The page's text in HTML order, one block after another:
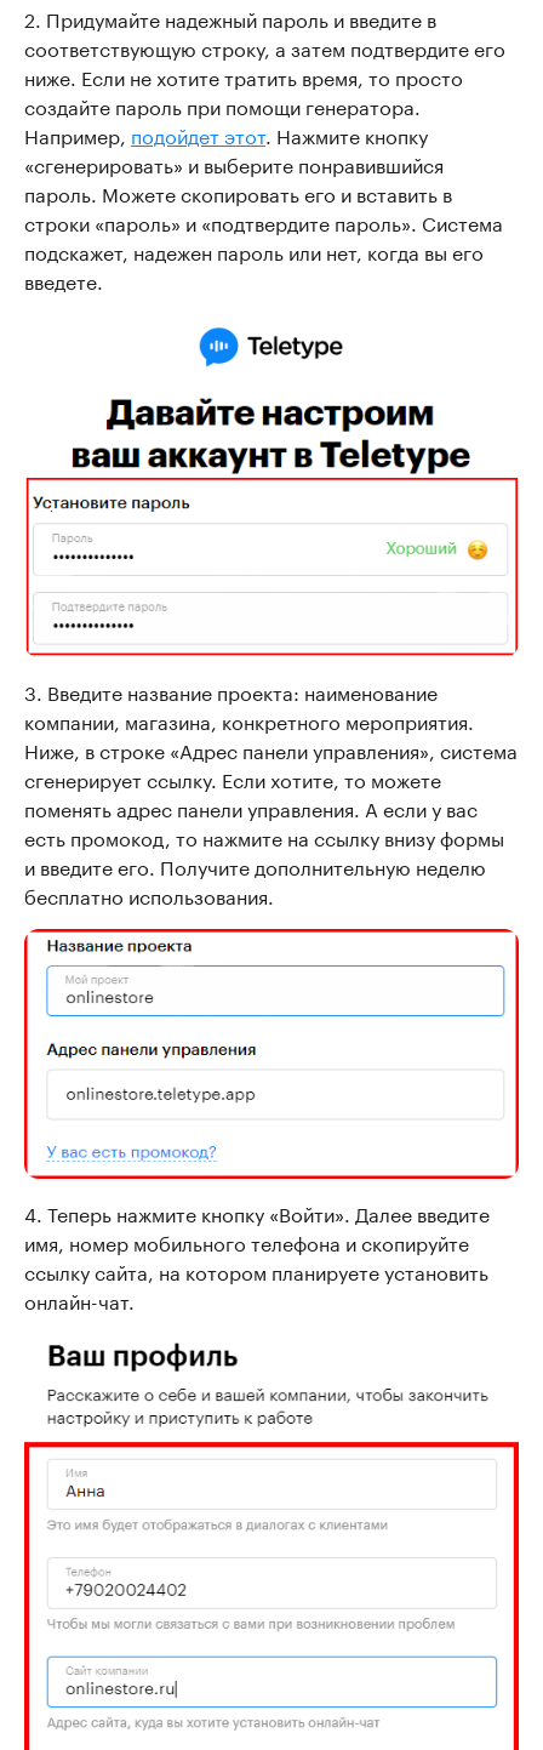
2. Придумайте надежный пароль и введите в
соответствующую строку, а затем подтвердите его
ниже. Если не хотите тратить время, то просто
создайте пароль при помощи генератора.
Например, подойдет этот. Нажмите кнопку
«сгенерировать» и выберите понравившийся
пароль. Можете скопировать его и вставить в
строки «пароль» и «подтвердите пароль». Система
подскажет, надежен пароль или нет, когда вы его
введете.
3. Введите название проекта: наименование
компании, магазина, конкретного мероприятия.
Ниже, в строке «Адрес панели управления», система
сгенерирует ссылку. Если хотите, то можете
поменять адрес панели управления. А если у вас
есть промокод, то нажмите на ссылку внизу формы
и введите его. Получите дополнительную неделю
бесплатно использования.
4. Теперь нажмите кнопку «Войти». Далее введите
имя, номер мобильного телефона и скопируйте
ссылку сайта, на котором планируете установить
онлайн-чат.